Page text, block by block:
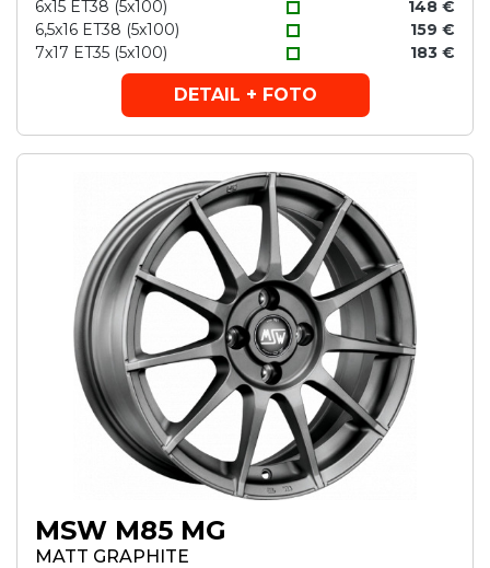
6x15 ET38 (5x100)
148 €
6,5x16 ET38 (5x100)
159 €
7x17 ET35 (5x100)
183 €
DETAIL + FOTO
MSW M85 MG
MATT GRAPHITE